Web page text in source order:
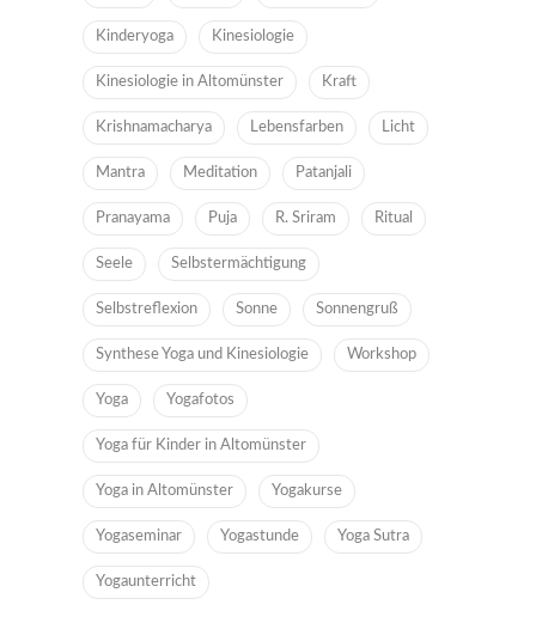
Kinderyoga Kinesiologie
Kinesiologie in Altomünster Kraft
Krishnamacharya Lebensfarben Licht
Mantra Meditation Patanjali
Pranayama Puja R. Sriram Ritual
Seele Selbstermächtigung
Selbstreflexion Sonne Sonnengruß
Synthese Yoga und Kinesiologie Workshop
Yoga Yogafotos
Yoga für Kinder in Altomünster
Yoga in Altomünster Yogakurse
Yogaseminar Yogastunde Yoga Sutra
Yogaunterricht